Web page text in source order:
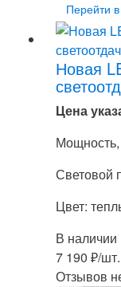
Перейти в
Новая
Цена
Световой
Цвет:
В наличии
7 190 ₽/шт.
Отзывов